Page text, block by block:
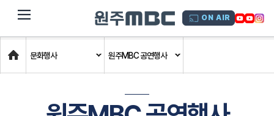
dehaze ON AIR
Home
문화행사 원주MBC 공연행사